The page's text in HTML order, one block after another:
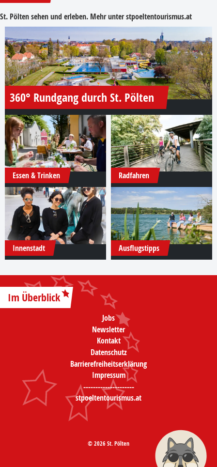
St. Pölten sehen und erleben. Mehr unterstpoeltentourismus.at
360° Rundgang durch St. Pölten
Essen & Trinken Radfahren
Innenstadt Ausflugstipps
Im Überblick
Jobs
Newsletter
Kontakt
Datenschutz
Barrierefreiheitserklärung
Impressum
---------------------
stpoeltentourismus.at
© 2026 St. Pölten